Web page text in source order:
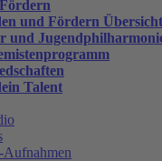
und Fördern Übersicht
und
Talent